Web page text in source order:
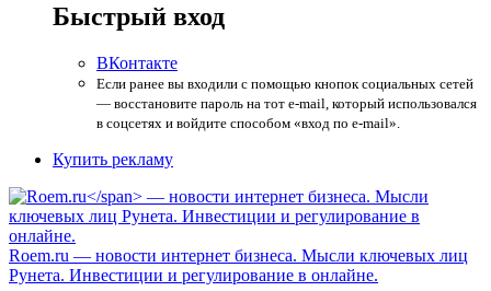
Быстрый вход
ВКонтакте
Если ранее вы входили с помощью кнопок социальных сетей
— восстановите пароль на тот e-mail, который использовался
в соцсетях и войдите способом «вход по e-mail».
Купить рекламу
Roem.ru — новости интернет бизнеса. Мысли ключевых лиц
Рунета. Инвестиции и регулирование в онлайне.